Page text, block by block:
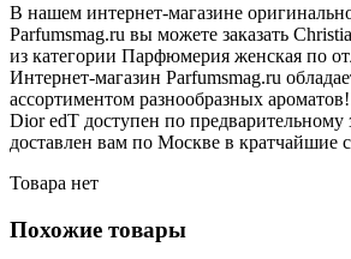
В нашем интернет-магазине
Parfumsmag.ru вы можете заказать
из категории Парфюмерия женская по
Интернет-магазин Parfumsmag.ru
ассортиментом разнообразных
Dior edT доступен по предварительному
доставлен вам по Москве в кратчайшие
Товара нет
Похожие товары